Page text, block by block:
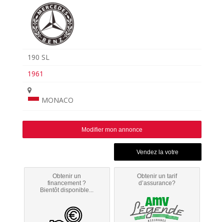
190 SL
1961
MONACO
Modifier mon annonce
Obtenir un
financement ?
Bientôt disponible...
Obtenir un tarif
d’assurance?